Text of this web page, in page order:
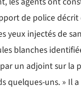
de police
yeux injectés de
blanches
un adjoint sur la
quelques-uns. »